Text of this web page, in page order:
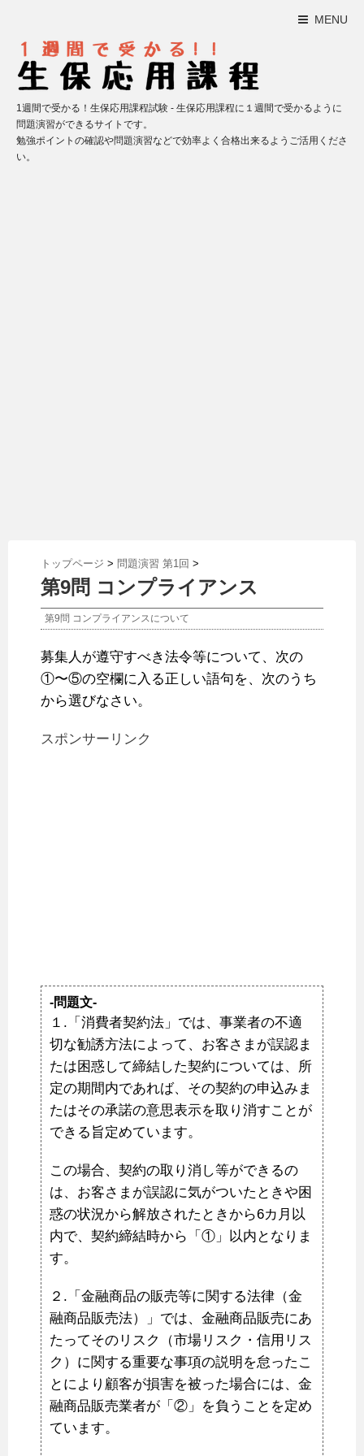
MENU
1週間で受かる！生保応用課程試験 - 生保応用課程に１週間で受かるように
問題演習ができるサイトです。
勉強ポイントの確認や問題演習などで効率よく合格出来るようご活用くださ
い。
トップページ > 問題演習 第1回 >
第9問 コンプライアンス
第9問 コンプライアンスについて
募集人が遵守すべき法令等について、次の
①〜⑤の空欄に入る正しい語句を、次のうち
から選びなさい。
スポンサーリンク
-問題文-
１.「消費者契約法」では、事業者の不適
切な勧誘方法によって、お客さまが誤認ま
たは困惑して締結した契約については、所
定の期間内であれば、その契約の申込みま
たはその承諾の意思表示を取り消すことが
できる旨定めています。
この場合、契約の取り消し等ができるの
は、お客さまが誤認に気がついたときや困
惑の状況から解放されたときから6カ月以
内で、契約締結時から「①」以内となりま
す。
２.「金融商品の販売等に関する法律（金
融商品販売法）」では、金融商品販売にあ
たってそのリスク（市場リスク・信用リス
ク）に関する重要な事項の説明を怠ったこ
とにより顧客が損害を被った場合には、金
融商品販売業者が「②」を負うことを定め
ています。